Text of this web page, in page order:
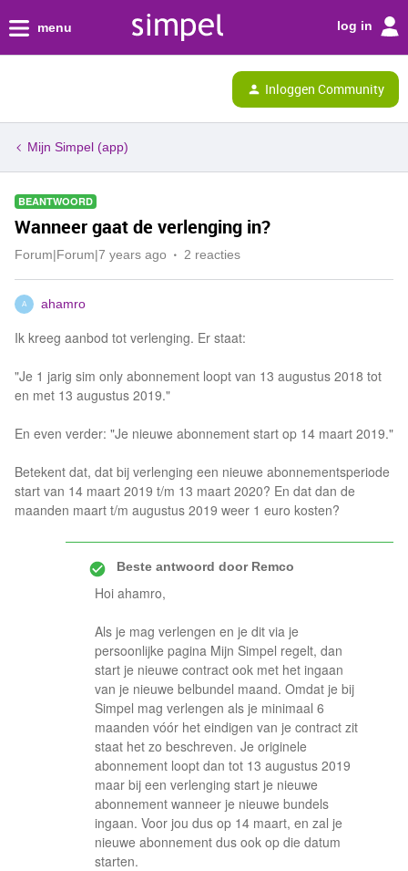
menu log in
Inloggen Community
Mijn Simpel (app)
BEANTWOORD
Wanneer gaat de verlenging in?
Forum|Forum|7 years ago 2 reacties
A ahamro
Ik kreeg aanbod tot verlenging. Er staat:
"Je 1 jarig sim only abonnement loopt van 13 augustus 2018 tot
en met 13 augustus 2019."
En even verder: "Je nieuwe abonnement start op 14 maart 2019."
Betekent dat, dat bij verlenging een nieuwe abonnementsperiode
start van 14 maart 2019 t/m 13 maart 2020? En dat dan de
maanden maart t/m augustus 2019 weer 1 euro kosten?
Beste antwoord doorRemco
Hoi ahamro,
Als je mag verlengen en je dit via je
persoonlijke pagina Mijn Simpel regelt, dan
start je nieuwe contract ook met het ingaan
van je nieuwe belbundel maand. Omdat je bij
Simpel mag verlengen als je minimaal 6
maanden vóór het eindigen van je contract zit
staat het zo beschreven. Je originele
abonnement loopt dan tot 13 augustus 2019
maar bij een verlenging start je nieuwe
abonnement wanneer je nieuwe bundels
ingaan. Voor jou dus op 14 maart, en zal je
nieuwe abonnement dus ook op die datum
starten.